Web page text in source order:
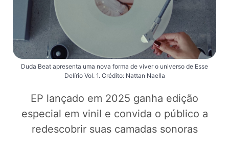
Duda Beat apresenta uma nova forma de viver o universo de Esse
Delírio Vol. 1. Crédito: Nattan Naella
EP lançado em 2025 ganha edição
especial em vinil e convida o público a
redescobrir suas camadas sonoras